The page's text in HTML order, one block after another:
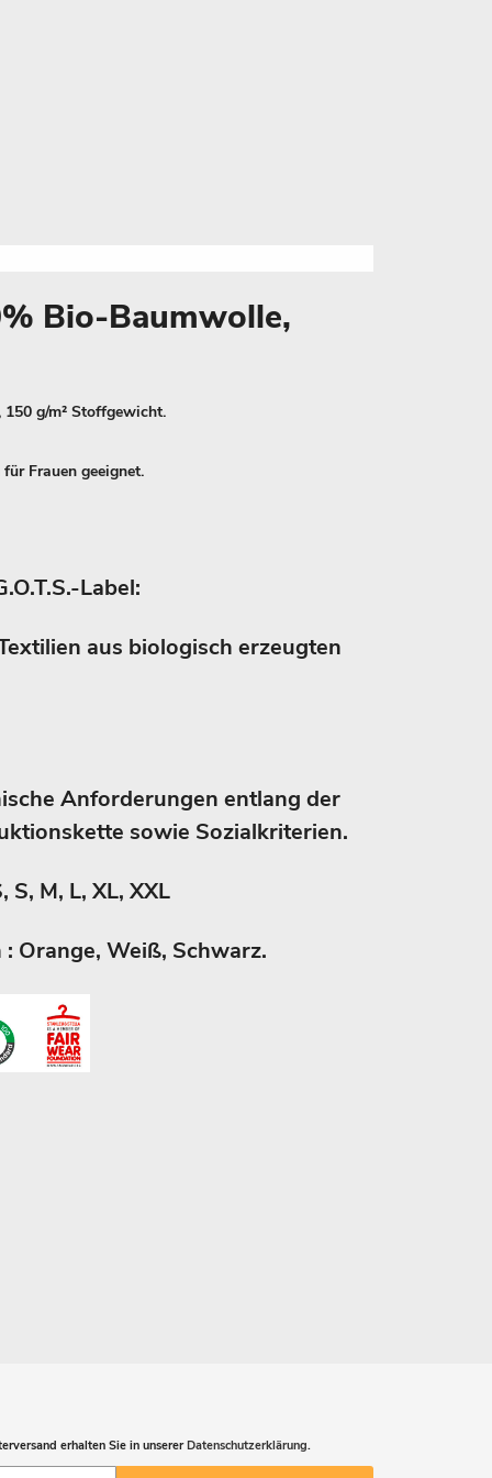
Bio-Baumwolle,
g/m² Stoffgewicht.
Frauen geeignet.
Label:
aus biologisch erzeugten
Anforderungen entlang der
sowie Sozialkriterien.
M, L, XL, XXL
Orange, Weiß, Schwarz.
erhalten Sie in unsererDatenschutzerklärung.